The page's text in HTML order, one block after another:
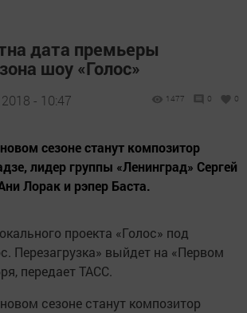
дата премьеры
шоу «Голос»
- 10:47 1477 0 0
сезоне станут композитор
лидер группы «Ленинград» Сергей
Лорак и рэпер Баста.
проекта «Голос» под
Перезагрузка» выйдет на «Первом
передает ТАСС.
сезоне станут композитор